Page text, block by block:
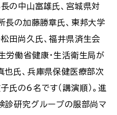
の中山富雄氏、宮城県対
長の加藤勝章氏、東邦大学
田尚久氏、福井県済生会
労働省健康・生活衛生局が
也氏、兵庫県保健医療部次
氏の6名です（講演順）。進
診研究グループの服部尚マ